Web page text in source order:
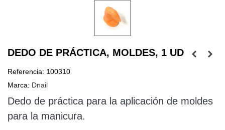
DEDO DE PRÁCTICA, MOLDES, 1 UD
Referencia: 100310
Marca: Dnail
Dedo de práctica para la aplicación de moldes
para la manicura.